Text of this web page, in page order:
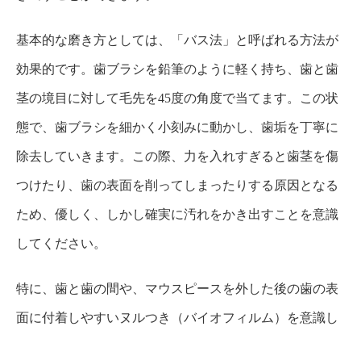
基本的な磨き方としては、「バス法」と呼ばれる方法が
効果的です。歯ブラシを鉛筆のように軽く持ち、歯と歯
茎の境目に対して毛先を45度の角度で当てます。この状
態で、歯ブラシを細かく小刻みに動かし、歯垢を丁寧に
除去していきます。この際、力を入れすぎると歯茎を傷
つけたり、歯の表面を削ってしまったりする原因となる
ため、優しく、しかし確実に汚れをかき出すことを意識
してください。
特に、歯と歯の間や、マウスピースを外した後の歯の表
面に付着しやすいヌルつき（バイオフィルム）を意識し